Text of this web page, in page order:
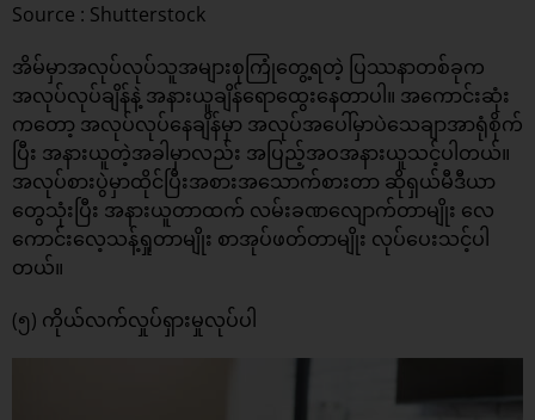
Source : Shutterstock
အိမ်မှာအလုပ်လုပ်သူအများစုကြုံတွေ့ရတဲ့ ပြဿနာတစ်ခုက
အလုပ်လုပ်ချိန်နဲ့ အနားယူချိန်ရောထွေးနေတာပါ။ အကောင်းဆုံး
ကတော့ အလုပ်လုပ်နေချိန်မှာ အလုပ်အပေါ်မှာပဲသေချာအာရုံစိုက်
ပြီး အနားယူတဲ့အခါမှာလည်း အပြည့်အဝအနားယူသင့်ပါတယ်။
အလုပ်စားပွဲမှာထိုင်ပြီးအစားအသောက်စားတာ ဆိုရှယ်မီဒီယာ
တွေသုံးပြီး အနားယူတာထက် လမ်းခဏလျောက်တာမျိုး လေ
ကောင်းလေ့သန့်ရှုတာမျိုး စာအုပ်ဖတ်တာမျိုး လုပ်ပေးသင့်ပါ
တယ်။
(၅) ကိုယ်လက်လှုပ်ရှားမှုလုပ်ပါ